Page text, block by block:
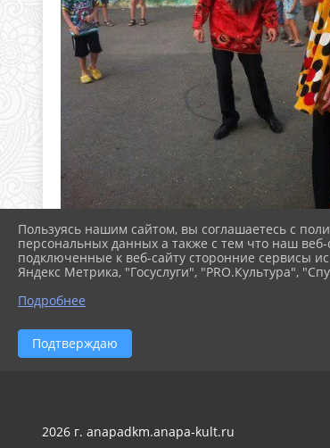
2026 г. anapadkm.anapa-kult.ru
Пользуясь нашим сайтом, вы соглашаетесь с
персональных данных а также с тем что наш веб-
подключенные к веб-сайту сторонние сервисы
Яндекс Метрика, "Госуслуги", "PRO.Культура",
Подробнее
Подтверждаю